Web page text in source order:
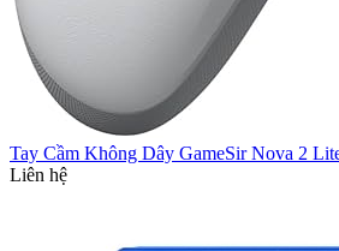
Tay Cầm Không Dây GameSir Nova 2
Liên hệ